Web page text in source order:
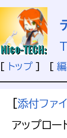
[ トップ ] [
添付ファ
アップロ